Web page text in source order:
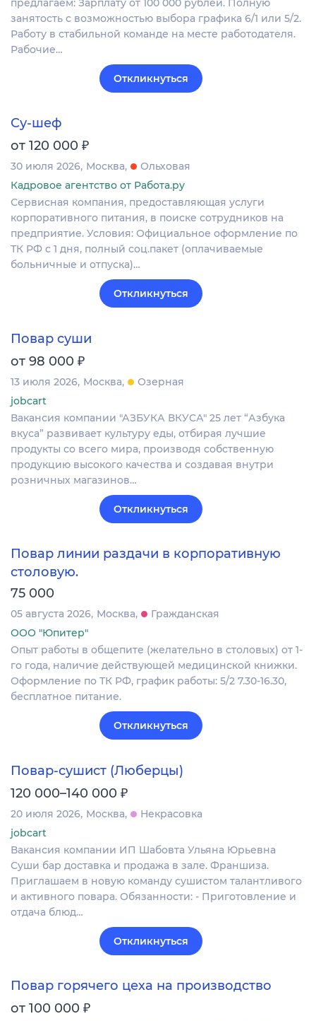
предлагаем: Зарплату от 100 000 рублей. Полную
занятость с возможностью выбора графика 6/1 или 5/2.
Работу в стабильной команде на месте работодателя.
Рабочие…
Откликнуться
Су-шеф
от 120 000 ₽
30 июля 2026 Москва
Ольховая
Кадровое агентство от Работа.ру
Сервисная компания, предоставляющая услуги
корпоративного питания, в поиске сотрудников на
предприятие. Условия: Официальное оформление по
ТК РФ с 1 дня, полный соц.пакет (оплачиваемые
больничные и отпуска)…
Откликнуться
Повар суши
от 98 000 ₽
13 июля 2026 Москва
Озерная
jobcart
Вакансия компании "АЗБУКА ВКУСА" 25 лет “Азбука
вкуса” развивает культуру еды, отбирая лучшие
продукты со всего мира, производя собственную
продукцию высокого качества и создавая внутри
розничных магазинов…
Откликнуться
Повар линии раздачи в корпоративную
столовую.
75 000
05 августа 2026 Москва
Гражданская
ООО "Юпитер"
Опыт работы в общепите (желательно в столовых) от 1-
го года, наличие действующей медицинской книжки.
Оформление по ТК РФ, график работы: 5/2 7.30-16.30,
бесплатное питание.
Откликнуться
Повар-сушист (Люберцы)
120 000–140 000 ₽
20 июля 2026 Москва
Некрасовка
jobcart
Вакансия компании ИП Шабовта Ульяна Юрьевна
Суши бар доставка и продажа в зале. Франшиза.
Приглашаем в новую команду сушистом талантливого
и активного повара. Обязанности: - Приготовление и
отдача блюд…
Откликнуться
Повар горячего цеха на производство
от 100 000 ₽